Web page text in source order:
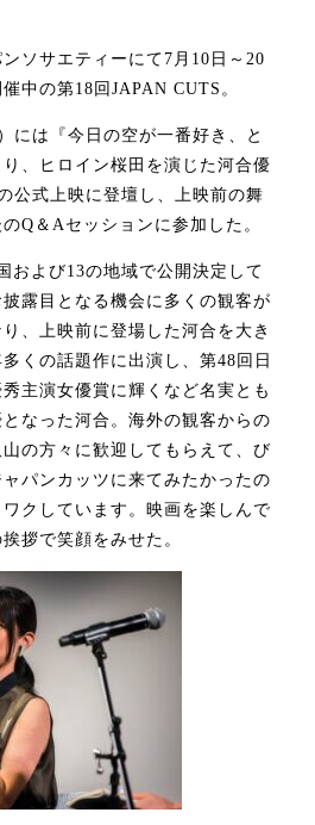
ソサエティーにて7月10日～20
中の第18回JAPAN CUTS。
には『今日の空が一番好き、と
、ヒロイン桜田を演じた河合優
公式上映に登壇し、上映前の舞
Q＆Aセッションに参加した。
および13の地域で公開決定して
露目となる機会に多くの観客が
、上映前に登場した河合を大き
くの話題作に出演し、第48回日
主演女優賞に輝くなど名実とも
なった河合。海外の観客からの
の方々に歓迎してもらえて、び
パンカッツに来てみたかったの
クしています。映画を楽しんで
拶で笑顔をみせた。